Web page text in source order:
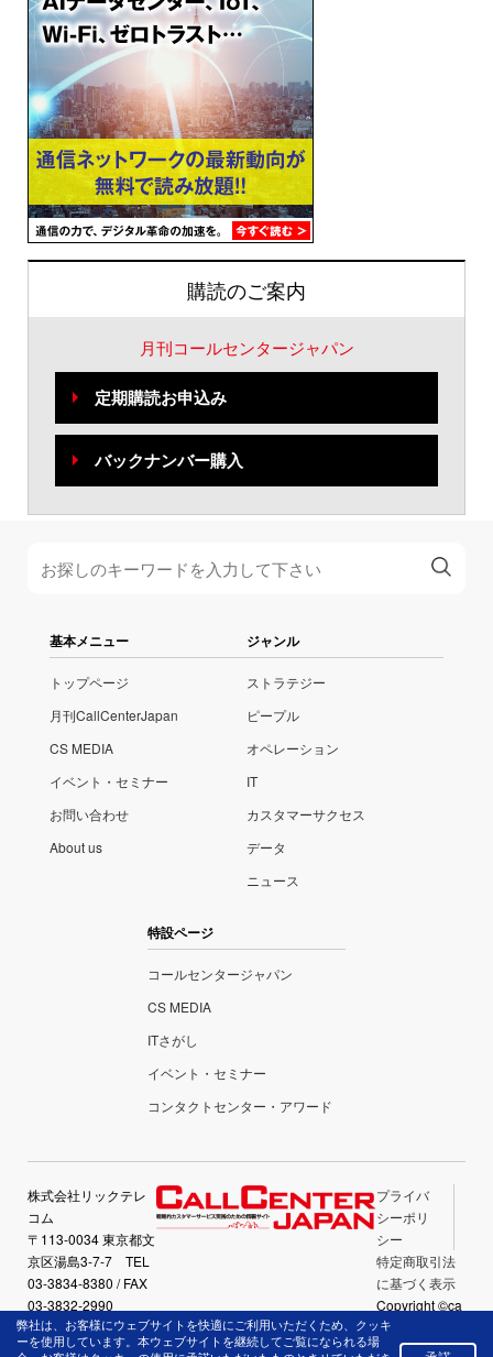
購読のご案内
月刊コールセンタージャパン
定期購読お申込み
バックナンバー購入
基本メニュー
トップページ
月刊CallCenterJapan
CS MEDIA
イベント・セミナー
お問い合わせ
About us
ジャンル
ストラテジー
ピープル
オペレーション
IT
カスタマーサクセス
データ
ニュース
特設ページ
コールセンタージャパン
CS MEDIA
ITさがし
イベント・セミナー
コンタクトセンター・アワード
株式会社リックテレ
コム
〒113-0034 東京都文
京区湯島3-7-7 TEL
03-3834-8380 / FAX
03-3832-2990
プライバ
シーポリ
シー
特定商取引法
に基づく表示
Copyright ©ca
llcenter-japan.
com All Right
弊社は、お客様にウェブサイトを快適にご利用いただくため、クッキ
ーを使用しています。本ウェブサイトを継続してご覧になられる場